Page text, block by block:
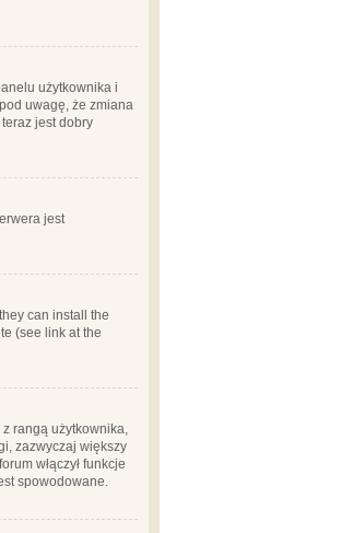
użytkownika i
uwagę, że zmiana
jest dobry
jest
can install the
(see link at the
rangą użytkownika,
zazwyczaj większy
włączył funkcje
spowodowane.